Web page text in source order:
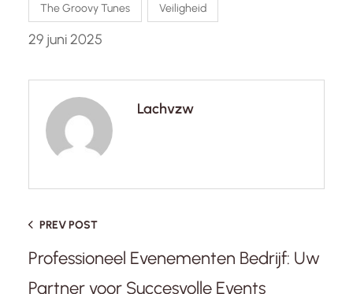
The Groovy Tunes Veiligheid
29 juni 2025
Lachvzw
PREV POST
Professioneel Evenementen Bedrijf: Uw
Partner voor Succesvolle Events